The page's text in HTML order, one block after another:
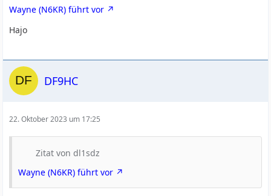
Wayne (N6KR) führt vor
Hajo
DF9HC
22. Oktober 2023 um 17:25
Zitat von dl1sdz
Wayne (N6KR) führt vor